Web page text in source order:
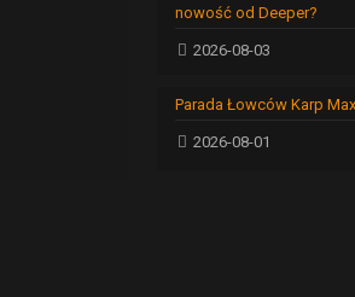
nowość od Deeper?
2026-08-03
Parada Łowców Karp
2026-08-01